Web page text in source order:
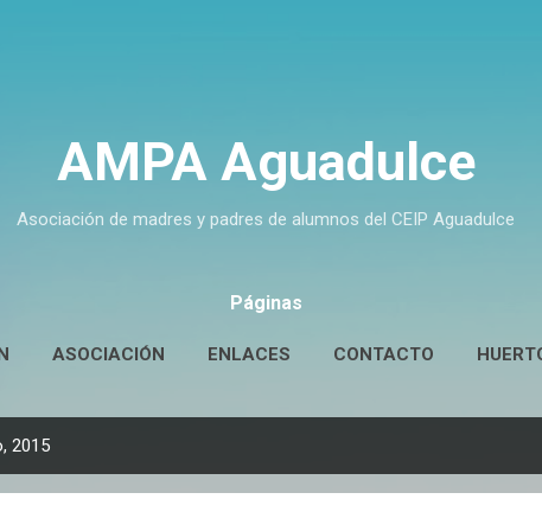
AMPA Aguadulce
Asociación de madres y padres de alumnos del CEIP Aguadulce
Páginas
ASOCIACIÓN ENLACES CONTACTO
2015